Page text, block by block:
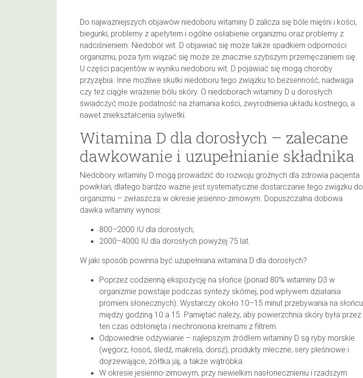
Do najważniejszych objawów niedoboru witaminy D zalicza się bóle mięśni i kości,
biegunki, problemy z apetytem i ogólne osłabienie organizmu oraz problemy z
nadciśnieniem. Niedobór wit. D objawiać się może także spadkiem odporności
organizmu, poza tym wiązać się może ze znacznie szybszym przemęczaniem się.
U części pacjentów w wyniku niedoboru wit. D pojawiać się mogą choroby
przyzębia. Inne możliwe skutki niedoboru tego związku to bezsenność, nadwaga
czy też ciągłe wrażenie bólu skóry. O niedoborach witaminy D u dorosłych
świadczyć może podatność na złamania kości, zwyrodnienia układu kostnego, a
nawet zniekształcenia sylwetki.
Witamina D dla dorosłych – zalecane
dawkowanie i uzupełnianie składnika
Niedobory witaminy D mogą prowadzić do rozwoju groźnych dla zdrowia pacjenta
powikłań, dlatego bardzo ważne jest systematyczne dostarczanie tego związku do
organizmu – zwłaszcza w okresie jesienno-zimowym. Dopuszczalna dobowa
dawka witaminy wynosi:
800–2000 IU dla dorosłych;
2000–4000 IU dla dorosłych powyżej 75 lat.
W jaki sposób powinna być uzupełniana witamina D dla dorosłych?
Poprzez codzienną ekspozycję na słońce (ponad 80% witaminy D3 w
organizmie powstaje podczas syntezy skórnej, pod wpływem działania
promieni słonecznych). Wystarczy około 10–15 minut przebywania na słońcu
między godziną 10 a 15. Pamiętać należy, aby powierzchnia skóry była przez
ten czas odsłonięta i niechroniona kremami z filtrem.
Odpowiednie odżywianie – najlepszym źródłem witaminy D są ryby morskie
(węgorz, łosoś, śledź, makrela, dorsz), produkty mleczne, sery pleśniowe i
dojrzewające, żółtka jaj, a także wątróbka.
W okresie jesienno-zimowym, przy niewielkim nasłonecznieniu i rzadszym